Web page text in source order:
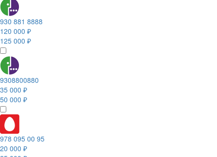
930 881 8888
120 000 ₽
125 000 ₽
9308800880
35 000 ₽
50 000 ₽
978 095 00 95
20 000 ₽